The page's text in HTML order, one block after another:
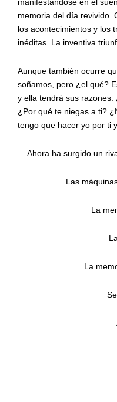
memoria del día revivido.
los acontecimientos y los
inéditas. La inventiva
Aunque también ocurre
soñamos, pero ¿el qué?
y ella tendrá sus
¿Por qué te niegas a ti?
tengo que hacer yo por ti
Ahora ha surgido un
Las
La
La